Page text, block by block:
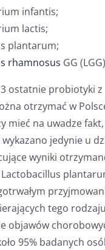
infantis;
lactis;
plantarum;
rhamnosus GG
3 ostatnie probiotyki z
otrzymać w
mieć na uwadze
jedynie u
wyniki
tego
objawów
95% badanych